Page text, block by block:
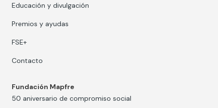
Educación y divulgación
Premios y ayudas
FSE+
Contacto
Fundación Mapfre
50 aniversario de compromiso social